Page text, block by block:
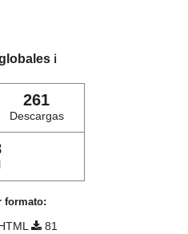
ℹ️
261
Descargas
formato:
81